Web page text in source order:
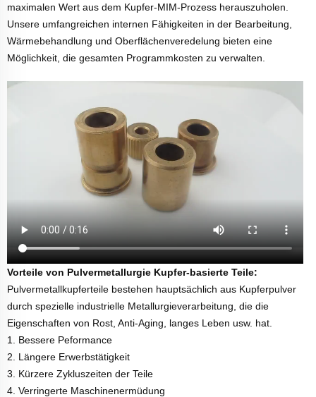
maximalen Wert aus dem Kupfer-MIM-Prozess herauszuholen.
Unsere umfangreichen internen Fähigkeiten in der Bearbeitung,
Wärmebehandlung und Oberflächenveredelung bieten eine
Möglichkeit, die gesamten Programmkosten zu verwalten.
Vorteile von Pulvermetallurgie Kupfer-basierte Teile:
Pulvermetallkupferteile bestehen hauptsächlich aus Kupferpulver
durch spezielle industrielle Metallurgieverarbeitung, die die
Eigenschaften von Rost, Anti-Aging, langes Leben usw. hat.
1. Bessere Peformance
2. Längere Erwerbstätigkeit
3. Kürzere Zykluszeiten der Teile
4. Verringerte Maschinenermüdung